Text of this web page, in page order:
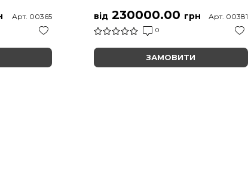
Арт. 00365 від 230000.00 грн
0
Арт. 00381
ЗАМОВИТИ